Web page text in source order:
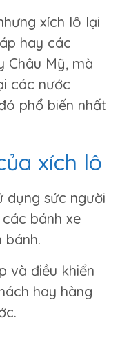
xích lô lại
hay các
Châu Mỹ, mà
các nước
phổ biến nhất
xích lô
dụng sức người
bánh xe
bánh.
và điều khiển
hay hàng